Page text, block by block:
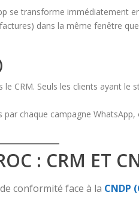
se transforme immédiatement
factures) dans la même fenêtre
le CRM. Seuls les clients ayant
chaque campagne
: CRM ET
conformité face à la CNDP